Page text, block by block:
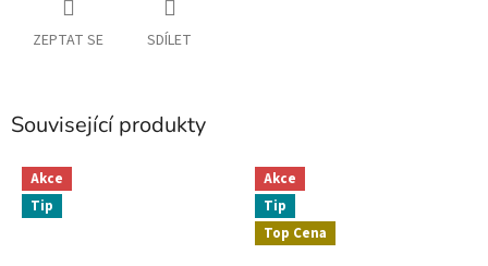
ZEPTAT SE SDÍLET
Související produkty
Akce
Tip
Akce
Tip
Top Cena